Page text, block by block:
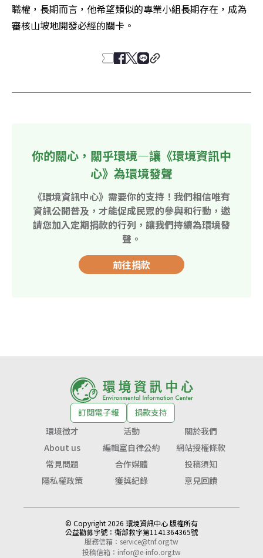
職權，長期而言，他希望類似的專業小組長期存在，成為
審核山坡地開發必經的關卡。
你的關心，關乎環境—讓《環境資訊中
心》為環境發聲
《環境資訊中心》需要你的支持！我們相信唯有
資訊公開普及，才能促成民眾的參與和行動，邀
請您加入定期捐款的行列，讓我們持續為環境發
聲。
前往捐款
訂閱電子報
捐款支持
環境徵才
活動
關於我們
About us
編輯室自律公約
網站授權條款
常見問題
合作媒體
投稿須知
隱私權政策
獲獎紀錄 意見回饋
© Copyright 2026 環境資訊中心 版權所有
公益勸募字號： 衛部救字第1141364365號
服務信箱： service@tnf.org.tw
投稿信箱： infor@e-info.org.tw